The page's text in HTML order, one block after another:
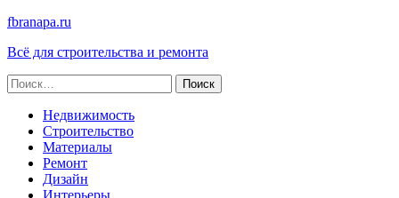
fbranapa.ru
Всё для строительства и ремонта
Найти:
Недвижимость
Строительство
Материалы
Ремонт
Дизайн
Интерьеры